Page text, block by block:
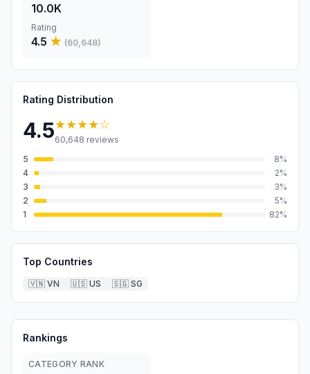
10.0K
Rating
4.5 ★ (60,648)
Rating Distribution
4.5★★★★☆
60,648 reviews
5
8%
4
2%
3
3%
2
5%
1
82%
Top Countries
🇻🇳 VN 🇺🇸 US 🇸🇬 SG
Rankings
CATEGORY RANK